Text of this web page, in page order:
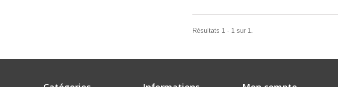
Résultats 1 - 1 sur 1.